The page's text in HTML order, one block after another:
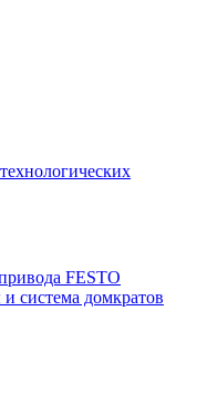
FESTO
система домкратов